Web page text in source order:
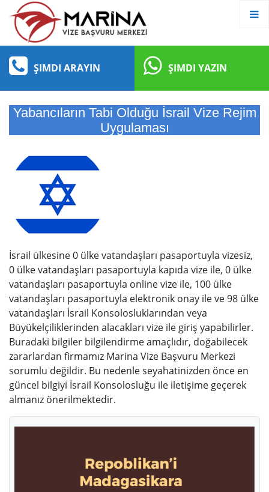
ŞIMDI ARAYIN ŞIMDI YAZIN
Yabancıların Tabi Olduğu İsrail Vize Rejim
Uygulaması
İsrail ülkesine 0 ülke vatandaşları pasaportuyla vizesiz,
0 ülke vatandaşları pasaportuyla kapıda vize ile, 0 ülke
vatandaşları pasaportuyla online vize ile, 100 ülke
vatandaşları pasaportuyla elektronik onay ile ve 98 ülke
vatandaşları İsrail Konsolosluklarından veya
Büyükelçiliklerinden alacakları vize ile giriş yapabilirler.
Buradaki bilgiler bilgilendirme amaçlıdır, doğabilecek
zararlardan firmamız Marina Vize Başvuru Merkezi
sorumlu değildir. Bu nedenle seyahatinizden önce en
güncel bilgiyi İsrail Konsolosluğu ile iletişime geçerek
almanız önerilmektedir.